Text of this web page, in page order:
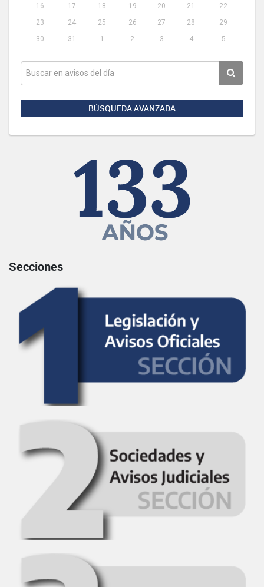
16
17 18 19 20 21
22
23
24 25 26 27 28
29
30
31 1 2 3 4 5
BÚSQUEDA AVANZADA
Secciones